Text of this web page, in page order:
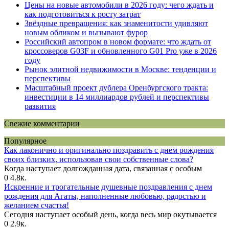
Цены на новые автомобили в 2026 году: чего ждать и
как подготовиться к росту затрат
Звёздные превращения: как знаменитости удивляют
новым обликом и вызывают фурор
Российский автопром в новом формате: что ждать от
кроссоверов G03F и обновленного G01 Pro уже в 2026
году
Рынок элитной недвижимости в Москве: тенденции и
перспективы
Масштабный проект дублера Оренбургского тракта:
инвестиции в 14 миллиардов рублей и перспективы
развития
Свежие комментарии
Популярное
Как лаконично и оригинально поздравить с днем рождения
своих близких, использовав свои собственные слова?
Когда наступает долгожданная дата, связанная с особым
0 4.8к.
Искренние и трогательные душевные поздравления с днем
рождения для Агаты, наполненные любовью, радостью и
желанием счастья!
Сегодня наступает особый день, когда весь мир окутывается
0 2.9к.